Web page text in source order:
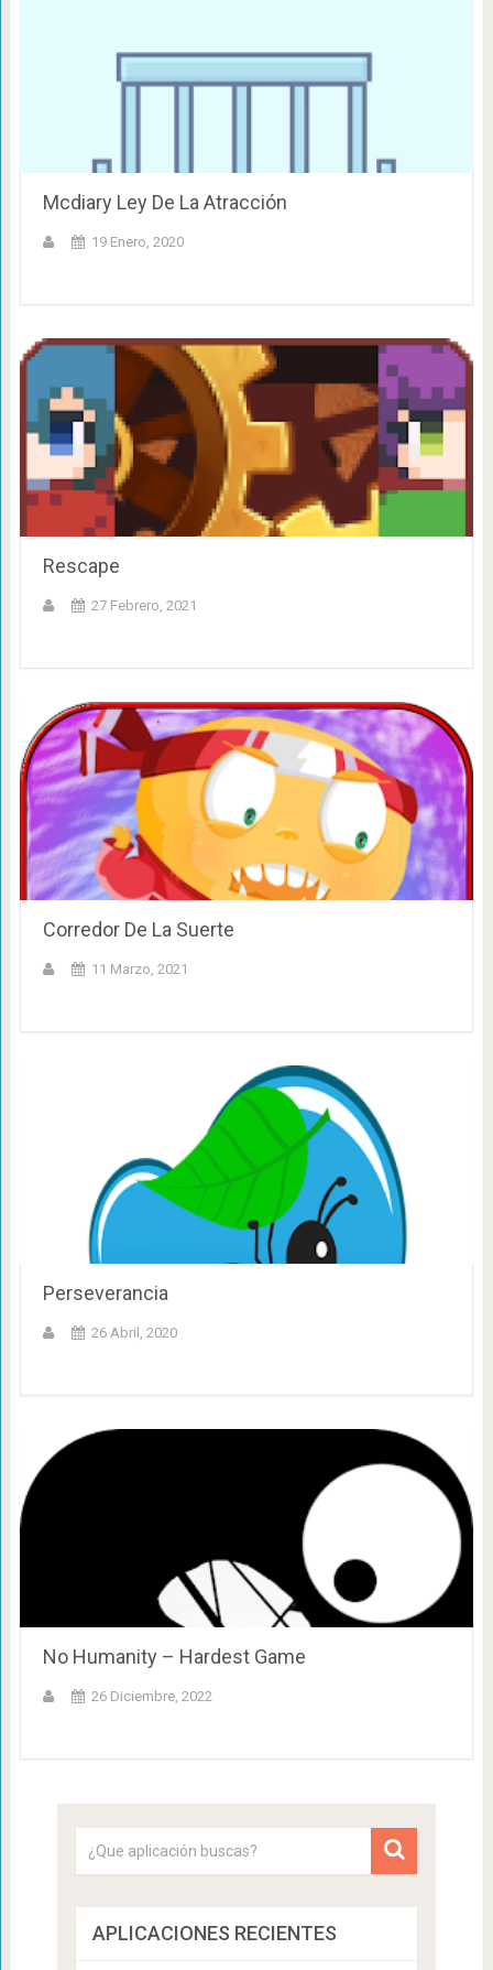
Mcdiary Ley De La Atracción
19 Enero, 2020
Rescape
27 Febrero, 2021
Corredor De La Suerte
11 Marzo, 2021
Perseverancia
26 Abril, 2020
No Humanity – Hardest Game
26 Diciembre, 2022
APLICACIONES RECIENTES